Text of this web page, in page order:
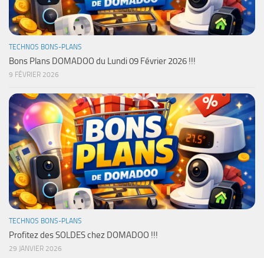
TECHNOS BONS-PLANS
Bons Plans DOMADOO du Lundi 09 Février 2026 !!!
9 FÉVRIER 2026
TECHNOS BONS-PLANS
Profitez des SOLDES chez DOMADOO !!!
29 JANVIER 2026